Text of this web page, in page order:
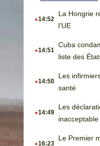
.14:52
La Hongrie
l’UE
.14:51
Cuba
liste des
.14:50
Les
santé
.14:49
Les
.16:23
Le Premier